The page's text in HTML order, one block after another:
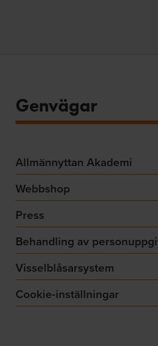
Genvägar
Allmännyttan Akademi
Webbshop
Press
Behandling av
Visselblåsarsystem
Cookie-inställningar